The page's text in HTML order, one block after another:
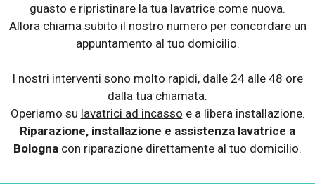
guasto e ripristinare la tua lavatrice come nuova.
Allora chiama subito il nostro numero per concordare un
appuntamento al tuo domicilio.
I nostri interventi sono molto rapidi, dalle 24 alle 48 ore
dalla tua chiamata.
Operiamo su lavatrici ad incasso e a libera installazione.
Riparazione, installazione e assistenza lavatrice a
Bologna con riparazione direttamente al tuo domicilio.